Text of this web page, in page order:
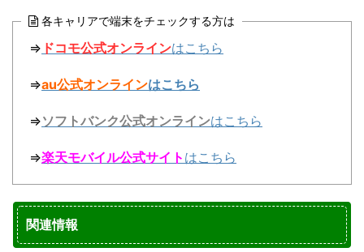
各キャリアで端末をチェックする方は
⇒ ドコモ公式オンラインはこちら
⇒au公式オンラインはこちら
⇒ソフトバンク公式オンラインはこちら
⇒楽天モバイル公式サイト はこちら
関連情報